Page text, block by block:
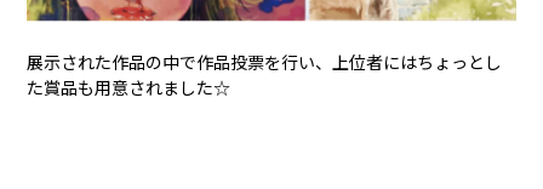
展示された作品の中で作品投票を行い、上位者にはちょっとし
た賞品も用意されました☆